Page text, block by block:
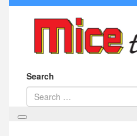
Search